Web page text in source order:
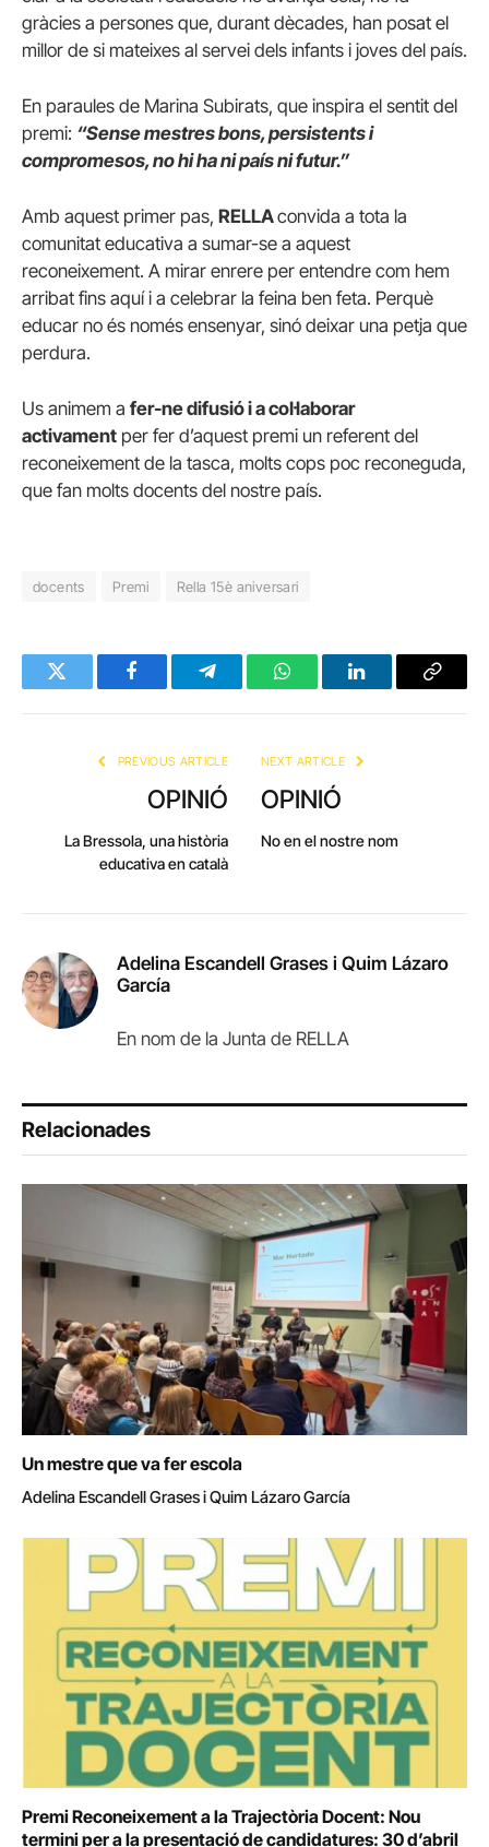
gràcies a persones que, durant dècades, han posat el
millor de si mateixes al servei dels infants i joves del país.
En paraules de Marina Subirats, que inspira el sentit del
premi: “Sense mestres bons, persistents i
compromesos, no hi ha ni país ni futur.”
Amb aquest primer pas, RELLAconvida a tota la
comunitat educativa a sumar-se a aquest
reconeixement. A mirar enrere per entendre com hem
arribat fins aquí i a celebrar la feina ben feta. Perquè
educar no és només ensenyar, sinó deixar una petja que
perdura.
Us animem a fer-ne difusió i a col·laborar
activament per fer d’aquest premi un referent del
reconeixement de la tasca, molts cops poc reconeguda,
que fan molts docents del nostre país.
docents Premi Rella 15è aniversari
Twitter FacebookTelegramWhatsAppLinkedInCopy
PREVIOUS ARTICLE
OPINIÓ
La Bressola, una història
educativa en català
NEXT ARTICLE
OPINIÓ
No en el nostre nom
Adelina Escandell Grases i Quim Lázaro
García
En nom de la Junta de RELLA
Relacionades
Un mestre que va fer escola
Adelina Escandell Grases i Quim Lázaro García
Premi Reconeixement a la Trajectòria Docent: Nou
termini per a la presentació de candidatures: 30 d’abril